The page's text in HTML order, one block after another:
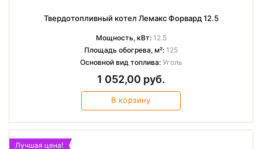
Твердотопливный котел Лемакс Форвард 12.5
Мощность, кВт:12.5
Площадь обогрева, м²: 125
Основной вид топлива:Уголь
1 052,00 руб.
В корзину
Лучшая цена!